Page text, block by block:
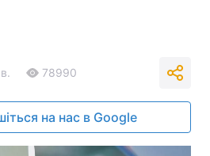
78990
на нас в Google